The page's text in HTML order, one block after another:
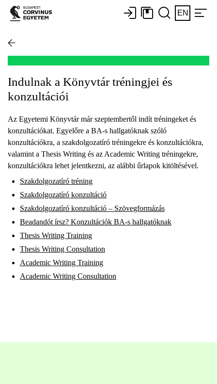
EN
Indulnak a Könyvtár tréningjei és
konzultációi
Az Egyetemi Könyvtár már szeptembertől indít tréningeket és
konzultációkat. Egyelőre a BA-s hallgatóknak szóló
konzultációkra, a szakdolgozatíró tréningekre és konzultációkra,
valamint a Thesis Writing és az Academic Writing tréningekre,
konzultációkra lehet jelentkezni, az alábbi űrlapok kitöltésével.
Szakdolgozatíró tréning
Szakdolgozatíró konzultáció
Szakdolgozatíró konzultáció – Szövegformázás
Beadandót írsz? Konzultációk BA-s hallgatóknak
Thesis Writing Training
Thesis Writing Consultation
Academic Writing Training
Academic Writing Consultation